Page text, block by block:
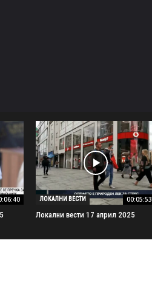
ЛОКАЛНИ ВЕСТИ 00:05:53
Локални вести 17 април 2025